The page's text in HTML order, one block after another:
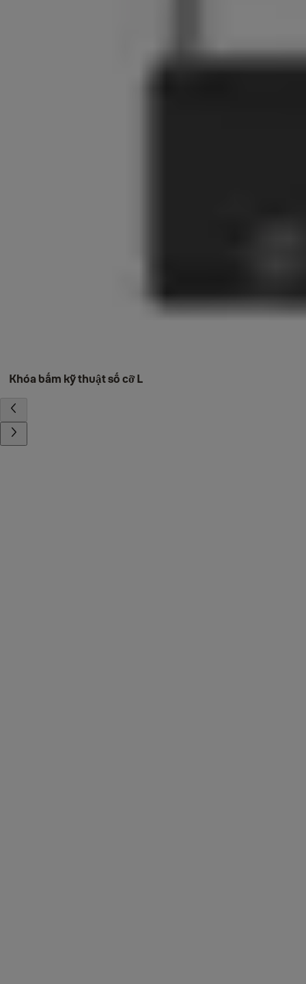
Khóa bấm kỹ thuật số cỡ L